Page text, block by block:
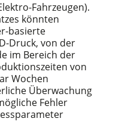
Fahrzeugen).
könnten
basierte
Druck, von der
im Bereich der
von
Wochen
Überwachung
Fehler